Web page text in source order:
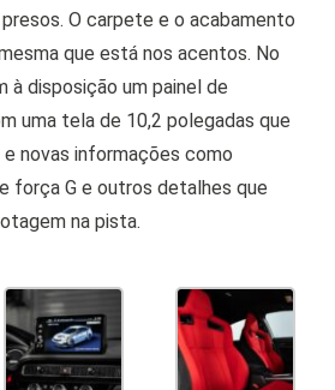
O carpete e o acabamento
que está nos acentos. No
disposição um painel de
uma tela de 10,2 polegadas que
novas informações como
força G e outros detalhes que
na pista.